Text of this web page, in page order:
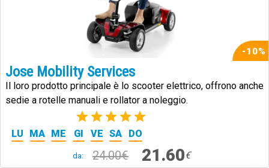
-10%
Jose Mobility Services
Il loro prodotto principale è lo scooter elettrico, offrono anche
sedie a rotelle manuali e rollator a noleggio.
(2)
LU MA ME GI VE SA DO
da: 24.00€ 21.60€